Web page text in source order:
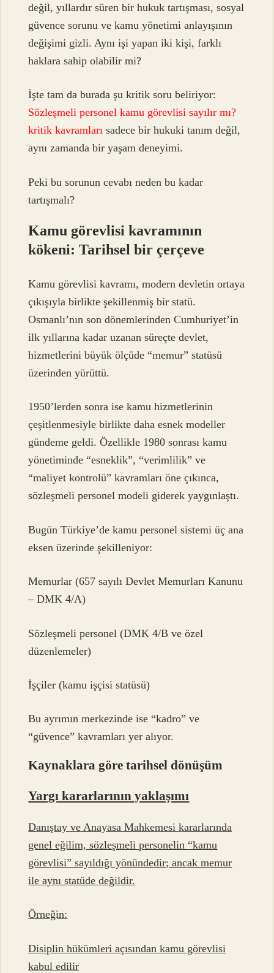
değil, yıllardır süren bir hukuk tartışması, sosyal
güvence sorunu ve kamu yönetimi anlayışının
değişimi gizli. Aynı işi yapan iki kişi, farklı
haklara sahip olabilir mi?
İşte tam da burada şu kritik soru beliriyor:
Sözleşmeli personel kamu görevlisi sayılır mı?
kritik kavramları sadece bir hukuki tanım değil,
aynı zamanda bir yaşam deneyimi.
Peki bu sorunun cevabı neden bu kadar
tartışmalı?
Kamu görevlisi kavramının
kökeni: Tarihsel bir çerçeve
Kamu görevlisi kavramı, modern devletin ortaya
çıkışıyla birlikte şekillenmiş bir statü.
Osmanlı’nın son dönemlerinden Cumhuriyet’in
ilk yıllarına kadar uzanan süreçte devlet,
hizmetlerini büyük ölçüde “memur” statüsü
üzerinden yürüttü.
1950’lerden sonra ise kamu hizmetlerinin
çeşitlenmesiyle birlikte daha esnek modeller
gündeme geldi. Özellikle 1980 sonrası kamu
yönetiminde “esneklik”, “verimlilik” ve
“maliyet kontrolü” kavramları öne çıkınca,
sözleşmeli personel modeli giderek yaygınlaştı.
Bugün Türkiye’de kamu personel sistemi üç ana
eksen üzerinde şekilleniyor:
Memurlar (657 sayılı Devlet Memurları Kanunu
– DMK 4/A)
Sözleşmeli personel (DMK 4/B ve özel
düzenlemeler)
İşçiler (kamu işçisi statüsü)
Bu ayrımın merkezinde ise “kadro” ve
“güvence” kavramları yer alıyor.
Kaynaklara göre tarihsel dönüşüm
Yargı kararlarının yaklaşımı
Danıştay ve Anayasa Mahkemesi kararlarında
genel eğilim, sözleşmeli personelin “kamu
görevlisi” sayıldığı yönündedir; ancak memur
ile aynı statüde değildir.
Örneğin:
Disiplin hükümleri açısından kamu görevlisi
kabul edilir